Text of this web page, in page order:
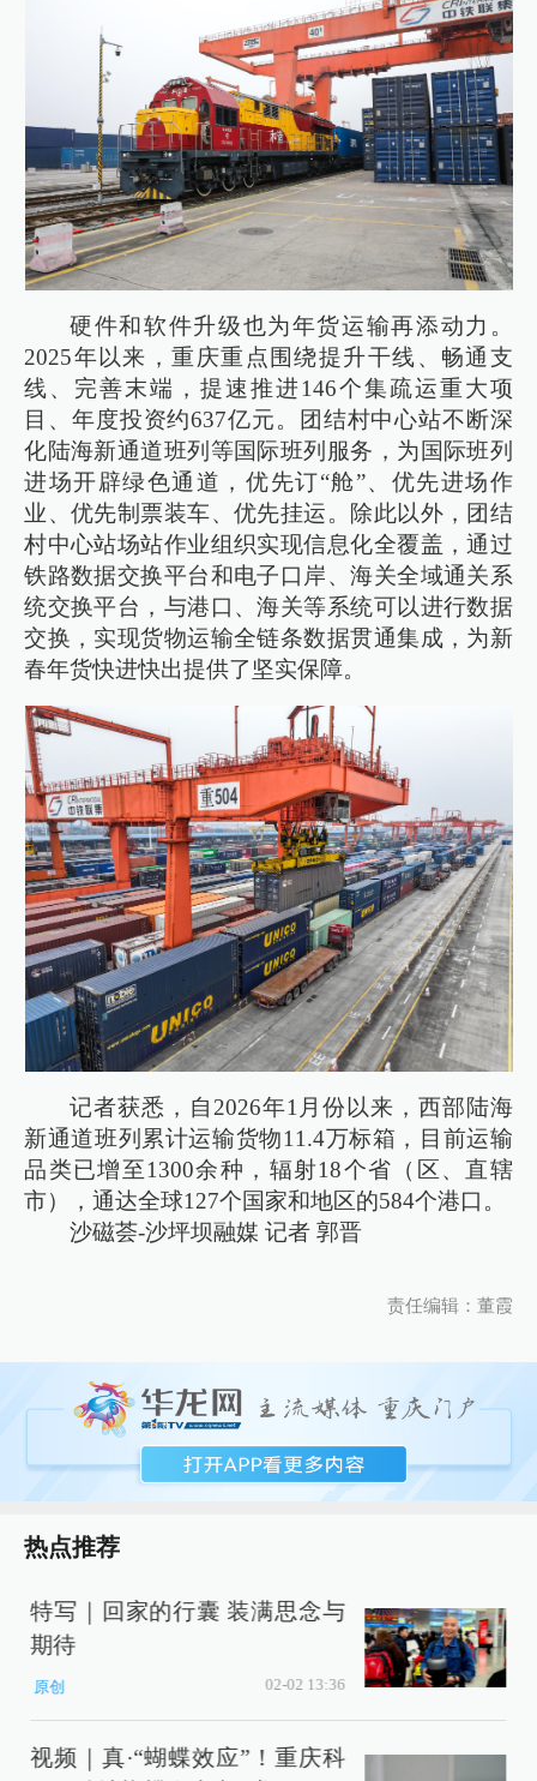
硬件和软件升级也为年货运输再添动力。
2025年以来，重庆重点围绕提升干线、畅通支
线、完善末端，提速推进146个集疏运重大项
目、年度投资约637亿元。团结村中心站不断深
化陆海新通道班列等国际班列服务，为国际班列
进场开辟绿色通道，优先订“舱”、优先进场作
业、优先制票装车、优先挂运。除此以外，团结
村中心站场站作业组织实现信息化全覆盖，通过
铁路数据交换平台和电子口岸、海关全域通关系
统交换平台，与港口、海关等系统可以进行数据
交换，实现货物运输全链条数据贯通集成，为新
春年货快进快出提供了坚实保障。
记者获悉，自2026年1月份以来，西部陆海
新通道班列累计运输货物11.4万标箱，目前运输
品类已增至1300余种，辐射18个省（区、直辖
市），通达全球127个国家和地区的584个港口。
沙磁荟-沙坪坝融媒 记者 郭晋
责任编辑：董霞
热点推荐
特写｜回家的行囊 装满思念与
期待
原创 02-02 13:36
视频｜真·“蝴蝶效应”！重庆科